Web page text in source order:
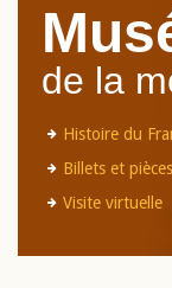
de la
Histoire du
Billets et pièces
Visite virtuelle